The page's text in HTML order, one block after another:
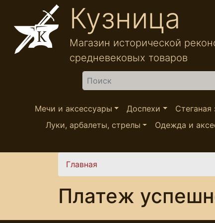
Перейти к основному содержанию
Кузница
Магазин исторической
средневековых товаров
Найти
Мечи и аксессуары Доспехи Стеганая
Луки, арбалеты, стрелы
Одежда и
Вы здесь
Главная
Платеж